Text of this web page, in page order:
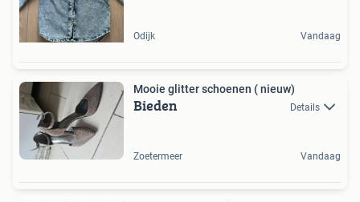
Odijk Vandaag
Mooie glitter schoenen ( nieuw)
Bieden Details
Zoetermeer Vandaag